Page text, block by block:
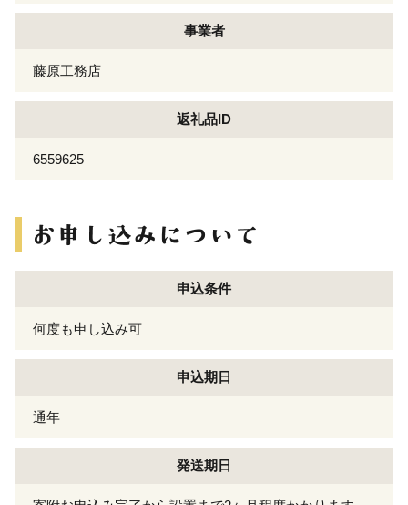
事業者
藤原工務店
返礼品ID
6559625
申込条件
何度も申し込み可
申込期日
通年
発送期日